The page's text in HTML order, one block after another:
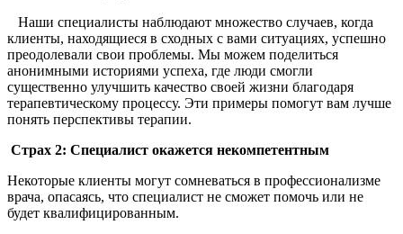
Наши специалисты наблюдают множество случаев, когда
клиенты, находящиеся в сходных с вами ситуациях, успешно
преодолевали свои проблемы. Мы можем поделиться
анонимными историями успеха, где люди смогли
существенно улучшить качество своей жизни благодаря
терапевтическому процессу. Эти примеры помогут вам лучше
понять перспективы терапии.
Страх 2: Специалист окажется некомпетентным
Некоторые клиенты могут сомневаться в профессионализме
врача, опасаясь, что специалист не сможет помочь или не
будет квалифицированным.